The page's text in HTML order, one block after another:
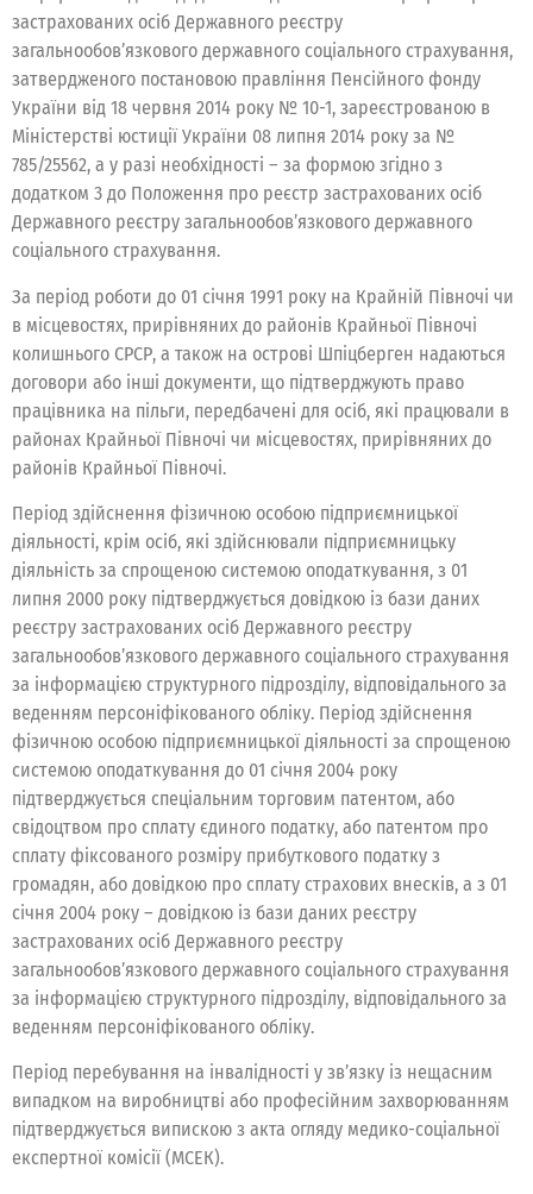
застрахованих осіб Державного реєстру
загальнообов’язкового державного соціального страхування,
затвердженого постановою правління Пенсійного фонду
України від 18 червня 2014 року № 10-1, зареєстрованою в
Міністерстві юстиції України 08 липня 2014 року за №
785/25562, а у разі необхідності – за формою згідно з
додатком 3 до Положення про реєстр застрахованих осіб
Державного реєстру загальнообов’язкового державного
соціального страхування.
За період роботи до 01 січня 1991 року на Крайній Півночі чи
в місцевостях, прирівняних до районів Крайньої Півночі
колишнього СРСР, а також на острові Шпіцберген надаються
договори або інші документи, що підтверджують право
працівника на пільги, передбачені для осіб, які працювали в
районах Крайньої Півночі чи місцевостях, прирівняних до
районів Крайньої Півночі.
Період здійснення фізичною особою підприємницької
діяльності, крім осіб, які здійснювали підприємницьку
діяльність за спрощеною системою оподаткування, з 01
липня 2000 року підтверджується довідкою із бази даних
реєстру застрахованих осіб Державного реєстру
загальнообов’язкового державного соціального страхування
за інформацією структурного підрозділу, відповідального за
веденням персоніфікованого обліку. Період здійснення
фізичною особою підприємницької діяльності за спрощеною
системою оподаткування до 01 січня 2004 року
підтверджується спеціальним торговим патентом, або
свідоцтвом про сплату єдиного податку, або патентом про
сплату фіксованого розміру прибуткового податку з
громадян, або довідкою про сплату страхових внесків, а з 01
січня 2004 року – довідкою із бази даних реєстру
застрахованих осіб Державного реєстру
загальнообов’язкового державного соціального страхування
за інформацією структурного підрозділу, відповідального за
веденням персоніфікованого обліку.
Період перебування на інвалідності у зв’язку із нещасним
випадком на виробництві або професійним захворюванням
підтверджується випискою з акта огляду медико-соціальної
експертної комісії (МСЕК).